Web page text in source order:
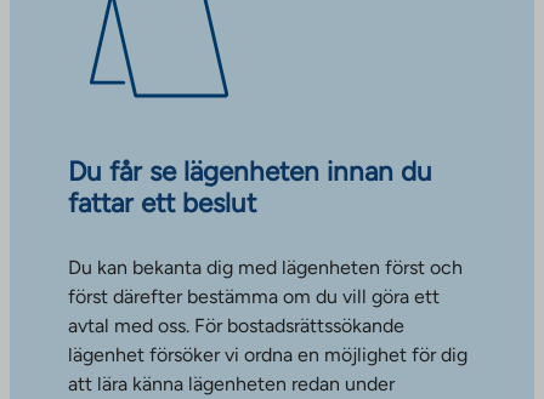
Du får se lägenheten innan du
fattar ett beslut
Du kan bekanta dig med lägenheten först och
först därefter bestämma om du vill göra ett
avtal med oss. För bostadsrättssökande
lägenhet försöker vi ordna en möjlighet för dig
att lära känna lägenheten redan under